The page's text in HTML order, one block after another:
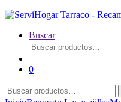
Buscar
Buscar
por:
0
Buscar
por: